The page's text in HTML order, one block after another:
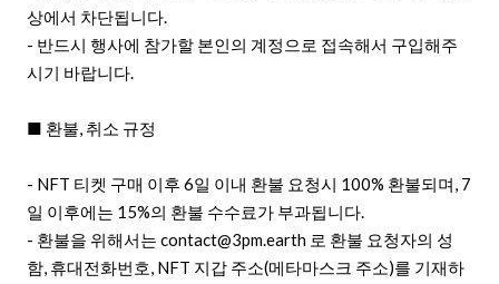
상에서 차단됩니다.
- 반드시 행사에 참가할 본인의 계정으로 접속해서 구입해주
시기 바랍니다.
■ 환불, 취소 규정
- NFT 티켓 구매 이후 6일 이내 환불 요청시 100% 환불되며, 7
일 이후에는 15%의 환불 수수료가 부과됩니다.
- 환불을 위해서는 contact@3pm.earth 로 환불 요청자의 성
함, 휴대전화번호, NFT 지갑 주소(메타마스크 주소)를 기재하